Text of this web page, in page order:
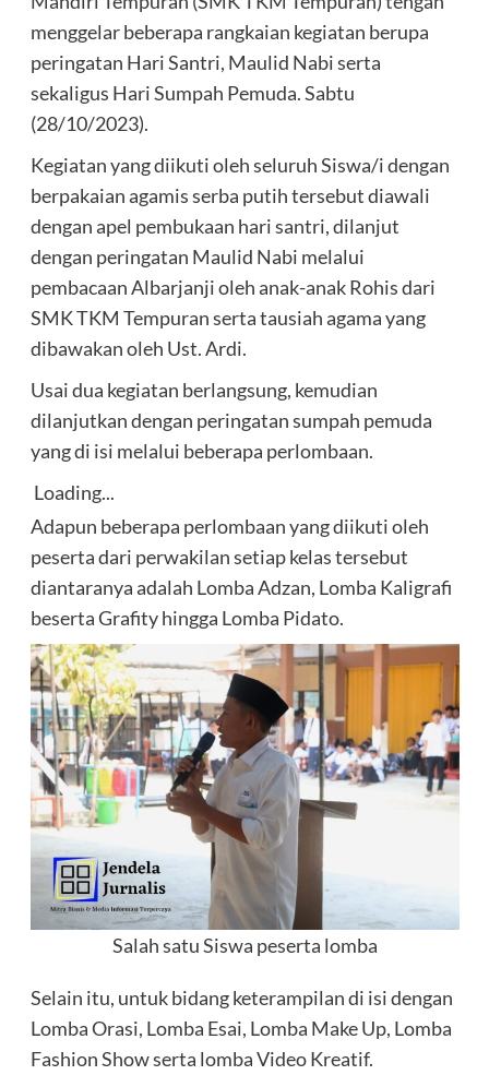
menggelar beberapa rangkaian kegiatan berupa
peringatan Hari Santri, Maulid Nabi serta
sekaligus Hari Sumpah Pemuda. Sabtu
(28/10/2023).
Kegiatan yang diikuti oleh seluruh Siswa/i dengan
berpakaian agamis serba putih tersebut diawali
dengan apel pembukaan hari santri, dilanjut
dengan peringatan Maulid Nabi melalui
pembacaan Albarjanji oleh anak-anak Rohis dari
SMK TKM Tempuran serta tausiah agama yang
dibawakan oleh Ust. Ardi.
Usai dua kegiatan berlangsung, kemudian
dilanjutkan dengan peringatan sumpah pemuda
yang di isi melalui beberapa perlombaan.
Loading...
Adapun beberapa perlombaan yang diikuti oleh
peserta dari perwakilan setiap kelas tersebut
diantaranya adalah Lomba Adzan, Lomba Kaligrafi
beserta Grafity hingga Lomba Pidato.
Salah satu Siswa peserta lomba
Selain itu, untuk bidang keterampilan di isi dengan
Lomba Orasi, Lomba Esai, Lomba Make Up, Lomba
Fashion Show serta lomba Video Kreatif.